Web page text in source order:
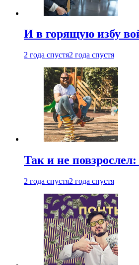
И в горящую избу
2 года спустя2 года спустя
Так и не
2 года спустя2 года спустя